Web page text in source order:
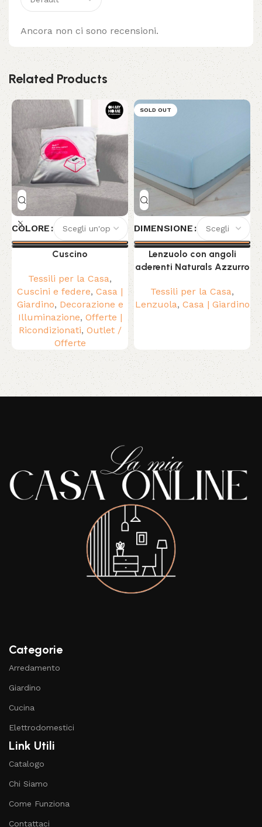
Ancora non ci sono recensioni.
Related Products
COLORE
Cuscino
Tessili per la Casa,
Cuscini e federe, Casa |
Giardino, Decorazione e
Illuminazione, Offerte |
Ricondizionati, Outlet /
Offerte
SOLD OUT
DIMENSIONE
Lenzuolo con angoli
aderenti Naturals Azzurro
Tessili per la Casa,
Lenzuola, Casa | Giardino
Read More
Categorie
Arredamento
Giardino
Cucina
Elettrodomestici
Link Utili
Catalogo
Chi Siamo
Come Funziona
Contattaci